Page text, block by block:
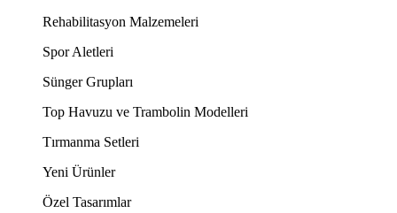
Rehabilitasyon Malzemeleri
Spor Aletleri
Sünger Grupları
Top Havuzu ve Trambolin Modelleri
Tırmanma Setleri
Yeni Ürünler
Özel Tasarımlar